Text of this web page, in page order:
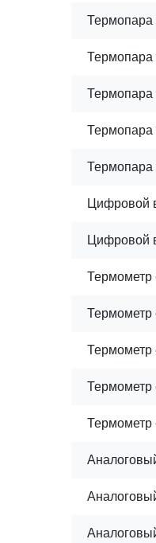
Термопара
Термопара
Термопара
Термопара
Термопара
Цифровой
Цифровой
Термометр
Термометр
Термометр
Термометр
Термометр